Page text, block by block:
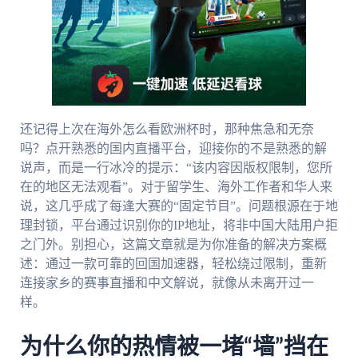
还记得上次在海外怎么看欧洲杯时，那种焦急和无奈
吗？点开熟悉的国内直播平台，迎接你的不是熟悉的解
说声，而是一行冰冷的提示：“该内容因版权限制，您所
在的地区无法观看”。对于留学生、海外工作者和华人来
说，这几乎成了每逢大赛的“固定节目”。问题根源在于地
理封锁，平台通过识别你的IP地址，将非中国大陆用户拒
之门外。别担心，这篇文章就是为你准备的解决方案概
述：通过一款可靠的回国加速器，轻松绕过限制，重新
连接家乡的赛事直播和中文解说，就像从未离开过一
样。
为什么你的热情被一堵“墙”挡在